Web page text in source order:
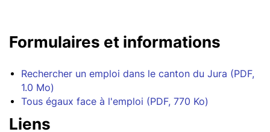
Formulaires et informations
Rechercher un emploi dans le canton du Jura (PDF,
1.0 Mo)
Tous égaux face à l'emploi (PDF, 770 Ko)
Liens